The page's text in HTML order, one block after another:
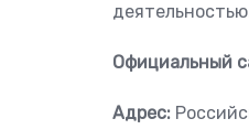
Официальный
Адрес: